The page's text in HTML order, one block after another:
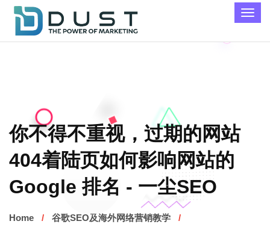
你不得不重视，过期的网站
404着陆页如何影响网站的
Google 排名 - 一尘SEO
Home
谷歌SEO及海外网络营销教学